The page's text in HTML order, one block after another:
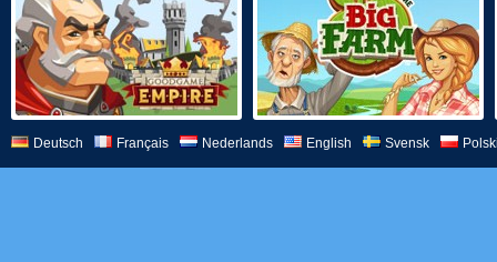
Deutsch Français Nederlands English Svensk